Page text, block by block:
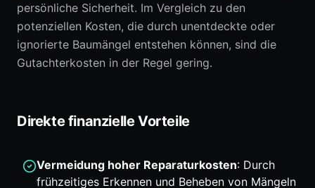
persönliche Sicherheit. Im Vergleich zu den
potenziellen Kosten, die durch unentdeckte oder
ignorierte Baumängel entstehen können, sind die
Gutachterkosten in der Regel gering.
Direkte finanzielle Vorteile
Vermeidung hoher Reparaturkosten: Durch
frühzeitiges Erkennen und Beheben von Mängeln